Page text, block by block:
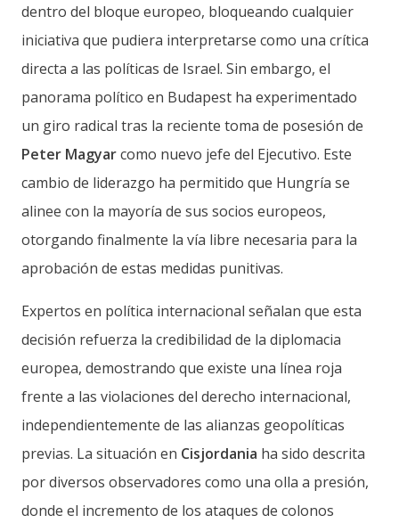
dentro del bloque europeo, bloqueando cualquier
iniciativa que pudiera interpretarse como una crítica
directa a las políticas de Israel. Sin embargo, el
panorama político en Budapest ha experimentado
un giro radical tras la reciente toma de posesión de
Peter Magyarcomo nuevo jefe del Ejecutivo. Este
cambio de liderazgo ha permitido que Hungría se
alinee con la mayoría de sus socios europeos,
otorgando finalmente la vía libre necesaria para la
aprobación de estas medidas punitivas.
Expertos en política internacional señalan que esta
decisión refuerza la credibilidad de la diplomacia
europea, demostrando que existe una línea roja
frente a las violaciones del derecho internacional,
independientemente de las alianzas geopolíticas
previas. La situación en Cisjordania ha sido descrita
por diversos observadores como una olla a presión,
donde el incremento de los ataques de colonos